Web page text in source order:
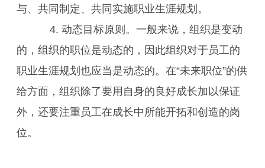
与、共同制定、共同实施职业生涯规划。
4. 动态目标原则。一般来说，组织是变动
的，组织的职位是动态的，因此组织对于员工的
职业生涯规划也应当是动态的。在“未来职位”的供
给方面，组织除了要用自身的良好成长加以保证
外，还要注重员工在成长中所能开拓和创造的岗
位。